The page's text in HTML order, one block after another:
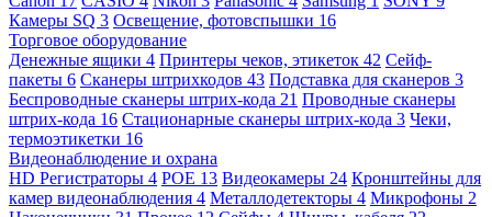
Камеры SQ 3 Освещение, фотовспышки 16
Торговое оборудование
Денежные ящики 4 Принтеры чеков, этикеток 42 Сейф-
пакеты 6 Сканеры штрихкодов 43 Подставка для сканеров 3
Беспроводные сканеры штрих-кода 21 Проводные сканеры
штрих-кода 16 Стационарные сканеры штрих-кода 3 Чеки,
термоэтикетки 16
Видеонаблюдение и охрана
HD Регистраторы 4 POE 13 Видеокамеры 24 Кронштейны для
камер видеонаблюдения 4 Металлодетекторы 4 Микрофоны 2